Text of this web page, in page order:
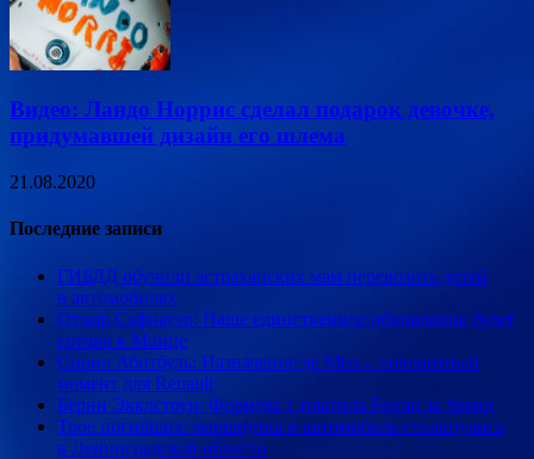
Видео: Ландо Норрис сделал подарок девочке,
придумавшей дизайн его шлема
21.08.2020
Последние записи
ГИБДД обучили астраханских мам перевозить детей
в автомобилях
Отмар Сафнауэр: Наше единственное обновление будет
готово к Монце
Сирил Абитбуль: Назначение де Мео – поворотный
момент для Renault
Берни Экклстоун: Формула 1 платила Ferrari за бренд
Трое погибших: маршрутка и автомобиль столкнулись
в Ленинградской области